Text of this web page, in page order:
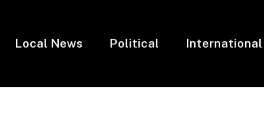
Local News Political International